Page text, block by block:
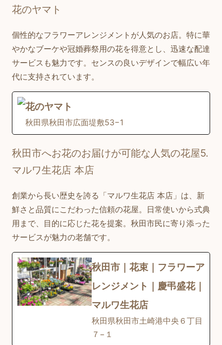
花のヤマト
個性的なフラワーアレンジメントが人気のお店。特に華
やかなブーケや冠婚葬祭用の花を得意とし、迅速な配達
サービスも魅力です。センスの良いデザインで幅広い年
代に支持されています。
花のヤマト
秋田県秋田市広面堤敷53−1
秋田市へお花のお届けが可能な人気の花屋5.
マルワ生花店 本店
創業から長い歴史を誇る「マルワ生花店 本店」は、新
鮮さと品質にこだわった信頼の花屋。日常使いから式典
用まで、目的に応じた花を提案。秋田市民に寄り添った
サービスが魅力の老舗です。
秋田市｜花束｜フラワーア
レンジメント｜慶弔盛花｜
マルワ生花店
秋田県秋田市土崎港中央６丁目
７−１